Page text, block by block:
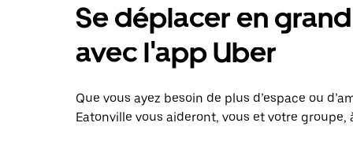
Se déplacer en
avec l'app Uber
Que vous ayez besoin de plus d’espace ou
Eatonville vous aideront, vous et votre